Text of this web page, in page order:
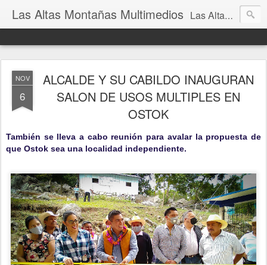
Las Altas Montañas Multimedios Las Altas Montañas Multimedios
NOV
6
ALCALDE Y SU CABILDO INAUGURAN
SALON DE USOS MULTIPLES EN
OSTOK
También se lleva a cabo reunión para avalar la propuesta de
que Ostok sea una localidad independiente.